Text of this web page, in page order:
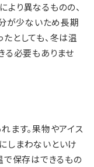
り異なるものの、
が少ないため長期
としても、冬は温
る必要もありませ
ます。果物やアイス
しまわないといけ
で保存はできるもの